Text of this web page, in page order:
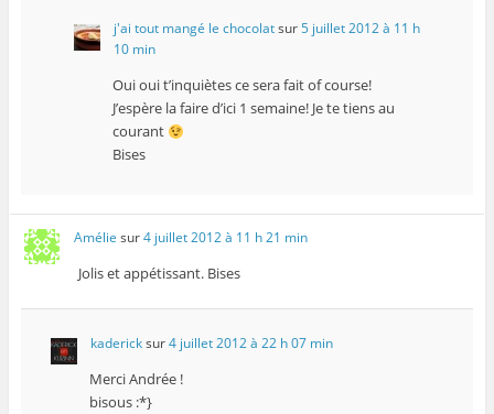
j'ai tout mangé le chocolatsur5 juillet 2012 à 11 h
10 min
Oui oui t’inquiètes ce sera fait of course!
J’espère la faire d’ici 1 semaine! Je te tiens au
courant
Bises
Amélie sur4 juillet 2012 à 11 h 21 min
Jolis et appétissant. Bises
kadericksur4 juillet 2012 à 22 h 07 min
Merci Andrée !
bisous :*}